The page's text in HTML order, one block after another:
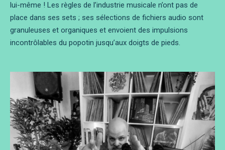
lui-même ! Les règles de l’industrie musicale n’ont pas de
place dans ses sets ; ses sélections de fichiers audio sont
granuleuses et organiques et envoient des impulsions
incontrôlables du popotin jusqu’aux doigts de pieds.